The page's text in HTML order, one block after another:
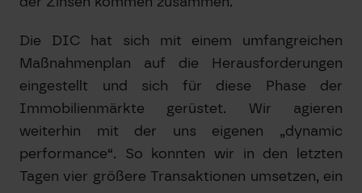
Die DIC hat sich mit einem umfangreichen
Maßnahmenplan auf die Herausforderungen
eingestellt und sich für diese Phase der
Immobilienmärkte gerüstet. Wir agieren
weiterhin mit der uns eigenen „dynamic
performance“. So konnten wir in den letzten
Tagen vier größere Transaktionen umsetzen, ein